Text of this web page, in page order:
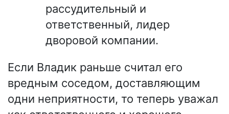
рассудительный и
ответственный, лидер
дворовой компании.
Если Владик раньше считал его
вредным соседом, доставляющим
одни неприятности, то теперь уважал